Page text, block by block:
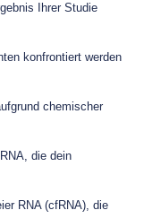
Ihrer Studie
konfrontiert werden
chemischer
die dein
RNA (cfRNA), die